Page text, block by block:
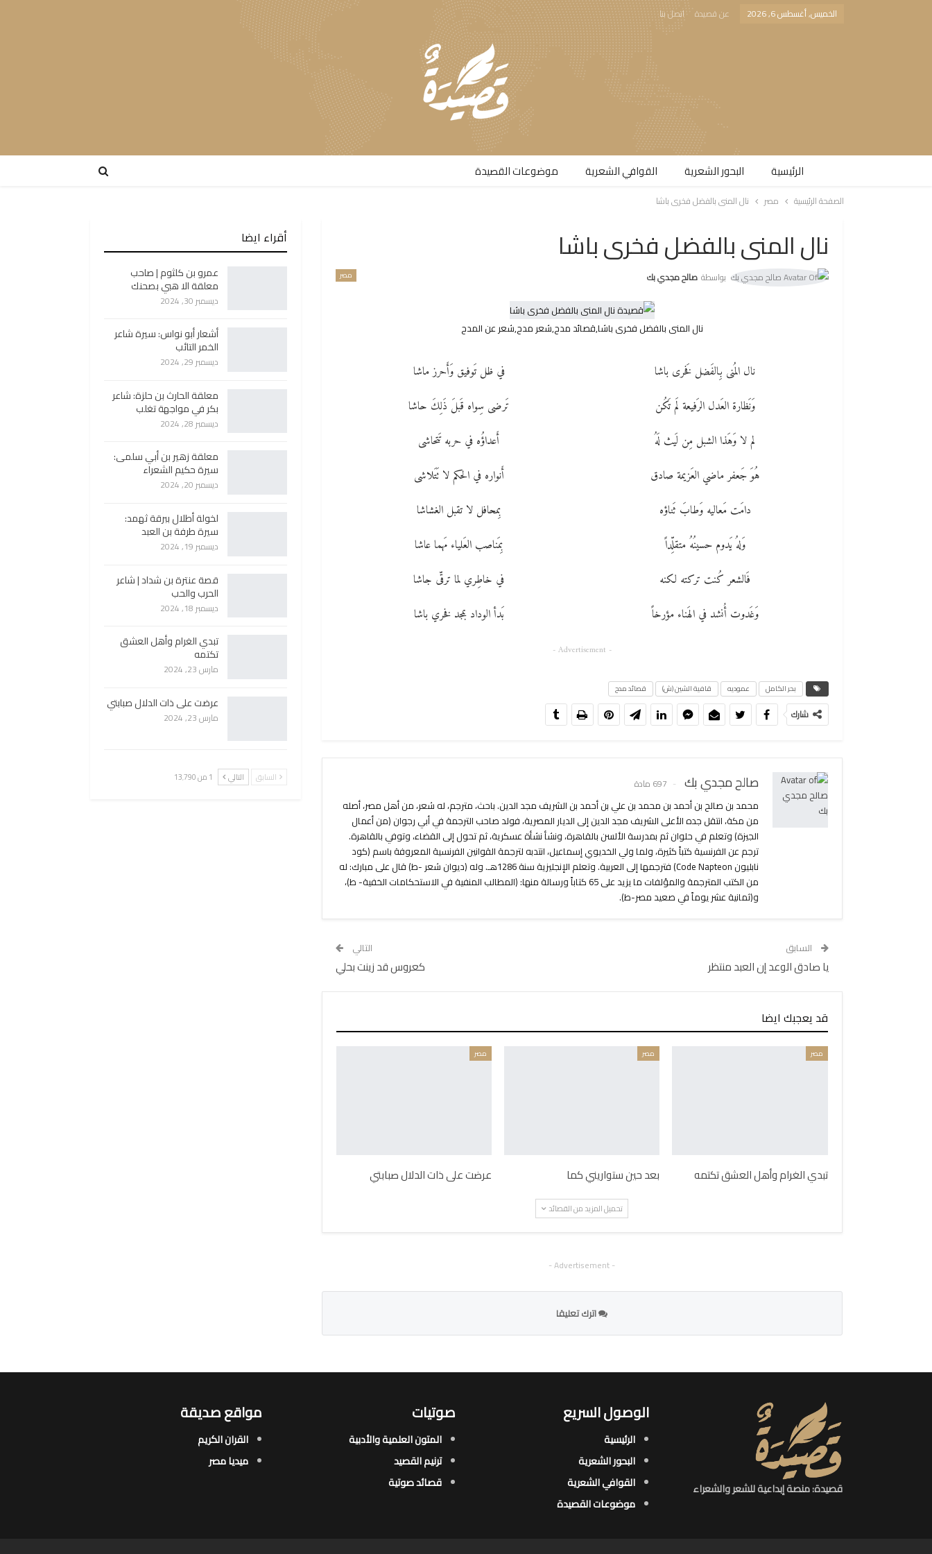
الخميس, أغسطس 6, 2026 عن قصيدة اتصل بنا
الرئيسية البحور الشعرية​ القوافي الشعرية​ موضوعات القصيدة​
الصفحة الرئيسية مصر نال المنى بالفضل فخرى باشا
نال المنى بالفضل فخرى باشا
مصر بواسطة صالح مجدي بك
نال المنى بالفضل فخرى باشا,قصائد مدح,شعر مدح,شعر عن المدح
نال المُنى بِالفَضل فَخرى باشا
في ظل تَوفيق وَأَحرز ماشا
وَنَظارة العَدل الرَفيعة لَم تَكُن
تَرضى سِواه قَبلَ ذَلِكَ حاشا
لم لا وَهَذا الشبل مِن لَيث لَهُ
أَعداؤُه في حربه تَتحاشى
هُوَ جَعفر ماضي العَزيمة صادق
أَنواره في الحكم لا تَتَلاشى
دامَت مَعاليه وَطابَ ثَناؤه
بِمحافل لا تقبل الغشاشا
وَلهُ يَدوم حسينُهُ متقلِّداً
بِمَناصب العَلياء مَهما عاشا
فَالشعر كُنت تركته لكنه
في خاطِري لما ترقّى جاشا
وَغَدوت أُنشد في الهَناء مؤرخاً
بَدأ الوداد بمجد فخري باشا
- Advertisement -
بحر الكامل عموديه قافية الشين (ش) قصائد مدح
شارك
صالح مجدي بك 697 مادة
محمد بن صالح بن أحمد بن محمد بن علي بن أحمد بن الشريف مجد الدين. باحث، مترجم، له شعر، من أهل مصر، أصله
من مكة، انتقل جده الأعلى الشريف مجد الدين إلى الديار المصرية، فولد صاحب الترجمة في أبي رجوان (من أعمال
الجيزة) وتعلم في حلوان ثم بمدرسة الألسن بالقاهرة، ونشأ نشأة عسكرية، ثم تحول إلى القضاء، وتوفي بالقاهرة.
ترجم عن الفرنسية كتباً كثيرة، ولما ولي الخديوي إسماعيل، انتدبه لترجمة القوانين الفرنسية المعروفة باسم (كود
نابليون Code Napteon) فترجمها إلى العربية. وتعلم الإنجليزية سنة 1286هـ. وله (ديوان شعر -ط) قال على مبارك: له
من الكتب المترجمة والمؤلفات ما يزيد على 65 كتاباً ورسالة منها: (المطالب المنفية في الاستحكامات الخفية- ط)،
و(ثمانية عشر يوماً في صعيد مصر-ط).
السابق
يا صادق الوعد إن العبد منتظر
التالي
كعروس قد زينت بحلي
قد يعجبك ايضا
مصر
تبدي الغرام وأهل العشق تكتمه
مصر
بعد حين ستواريني كما
مصر
عرضت على ذات الدلال صبابتي
تحميل المزيد من القصائد
- Advertisement -
اترك تعليقا
أقراء ايضا
عمرو بن كلثوم | صاحب
معلقة الا هبي بصحنك
ديسمبر 30, 2024
أشعار أبو نواس: سيرة شاعر
الخمر التائب
ديسمبر 29, 2024
معلقة الحارث بن حلزة: شاعر
بكر في مواجهة تغلب
ديسمبر 28, 2024
معلقة زهير بن أبي سلمى:
سيرة حكيم الشعراء
ديسمبر 20, 2024
لخولة أطلال ببرقة ثهمد:
سيرة طرفة بن العبد
ديسمبر 19, 2024
قصة عنترة بن شداد | شاعر
الحرب والحب
ديسمبر 18, 2024
تبدي الغرام وأهل العشق
تكتمه
مارس 23, 2024
عرضت على ذات الدلال صبابتي
مارس 23, 2024
السابق التالي 1 من 13٬790
قصيدة: منصة إبداعية للشعر والشعراء
الوصول السريع
الرئيسية
البحور الشعرية​
القوافي الشعرية​
موضوعات القصيدة​
صوتيات
المتون العلمية والأدبية
ترنيم القصيد
قصائد صوتية
مواقع صديقة
القران الكريم
ميديا مصر